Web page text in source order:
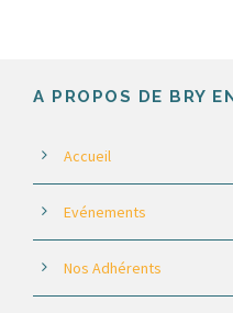
A PROPOS DE BRY
Accueil
Evénements
Nos Adhérents